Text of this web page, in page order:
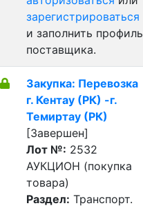
зарегистрироваться
и заполнить профиль
поставщика.
Закупка: Перевозка
г. Кентау (РК) -г.
Темиртау (РК)
[Завершен]
Лот №: 2532
АУКЦИОН (покупка
товара)
Раздел: Транспорт.